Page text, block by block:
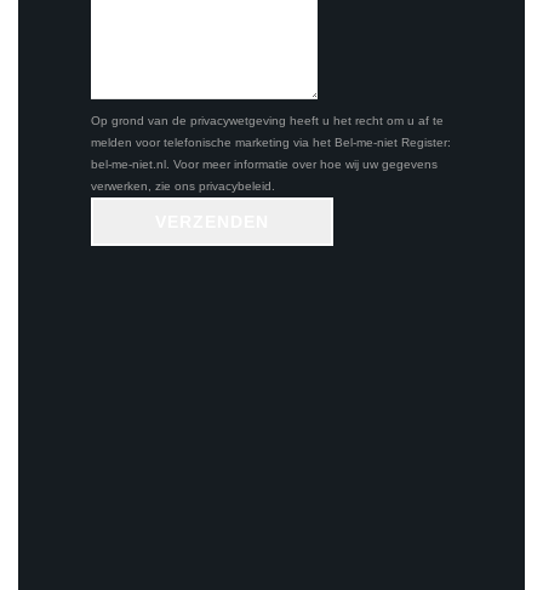
Op grond van de privacywetgeving heeft u het recht om u af te
melden voor telefonische marketing via het Bel-me-niet Register:
bel-me-niet.nl . Voor meer informatie over hoe wij uw gegevens
verwerken, zie ons privacybeleid